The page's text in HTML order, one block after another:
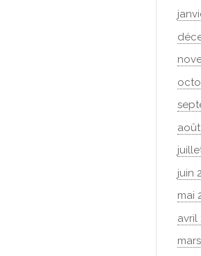
août
juin
mai
avril